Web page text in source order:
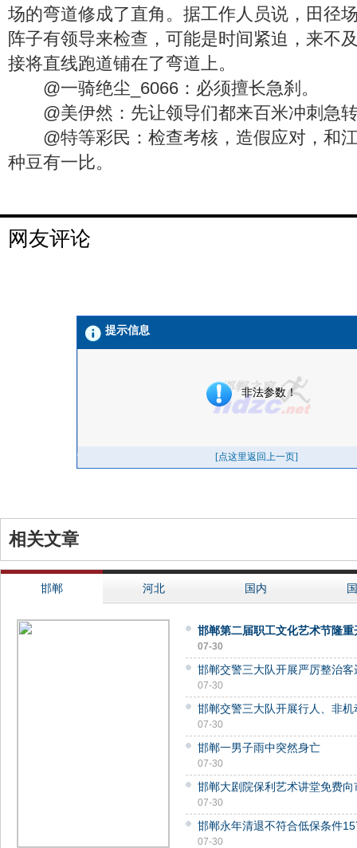
场的弯道修成了直角。据工作人员说，田径
阵子有领导来检查，可能是时间紧迫，来不
接将直线跑道铺在了弯道上。
@一骑绝尘_6066：必须擅长急刹。
@美伊然：先让领导们都来百米冲刺急
@特等彩民：检查考核，造假应对，和
种豆有一比。
网友评论
相关文章
邯郸 河北 国内
邯郸第二届职工文化艺术节隆重
07-30
邯郸交警三大队开展严厉整治
07-30
邯郸交警三大队开展行人、非
07-30
邯郸一男子雨中突然身亡
07-30
邯郸大剧院保利艺术讲堂免费向
07-30
邯郸永年清退不符合低保条件
07-30